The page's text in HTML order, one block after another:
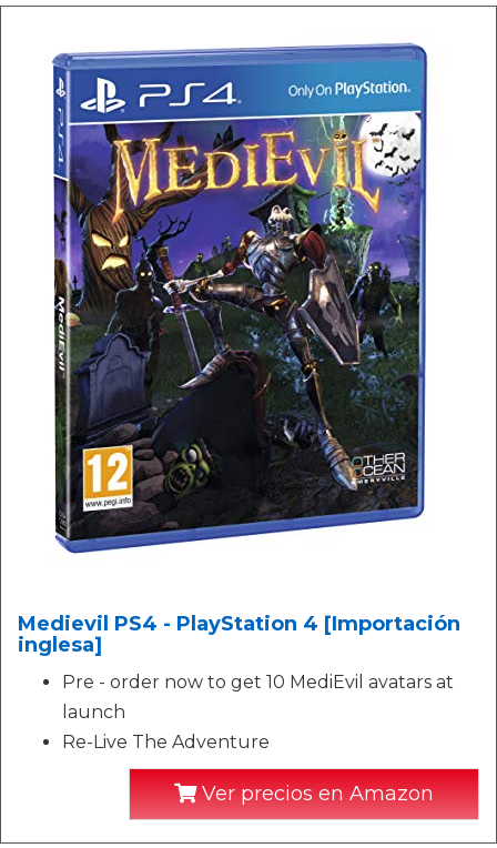
Medievil PS4 - PlayStation 4 [Importación
inglesa]
Pre - order now to get 10 MediEvil avatars at
launch
Re-Live The Adventure
Ver precios en Amazon